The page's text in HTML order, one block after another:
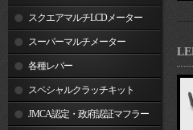
ータースクエアマルチLCDメーター
スーパーマルチメーター
各種レバー
スペシャルクラッチキット
JMCA認定・政府認証マフラー